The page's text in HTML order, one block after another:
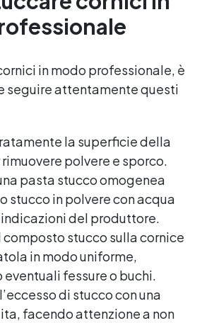
in modo professionale, è
seguire attentamente questi
la superficie della
polvere e sporco.
pasta stucco omogenea
stucco in polvere con acqua
del produttore.
stucco sulla cornice
in modo uniforme,
fessure o buchi.
di stucco con una
facendo attenzione a non